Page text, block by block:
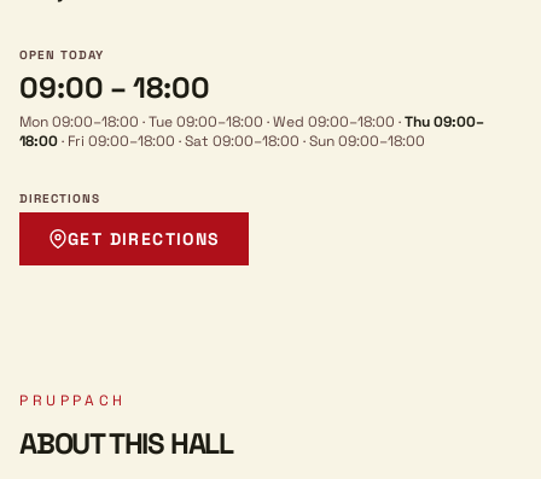
OPEN TODAY
09:00 – 18:00
Mon 09:00–18:00 ·Tue 09:00–18:00 ·Wed 09:00–18:00 ·Thu 09:00–
18:00· Fri 09:00–18:00 ·Sat 09:00–18:00 ·Sun 09:00–18:00
DIRECTIONS
GET DIRECTIONS
PRUPPACH
ABOUT THIS HALL